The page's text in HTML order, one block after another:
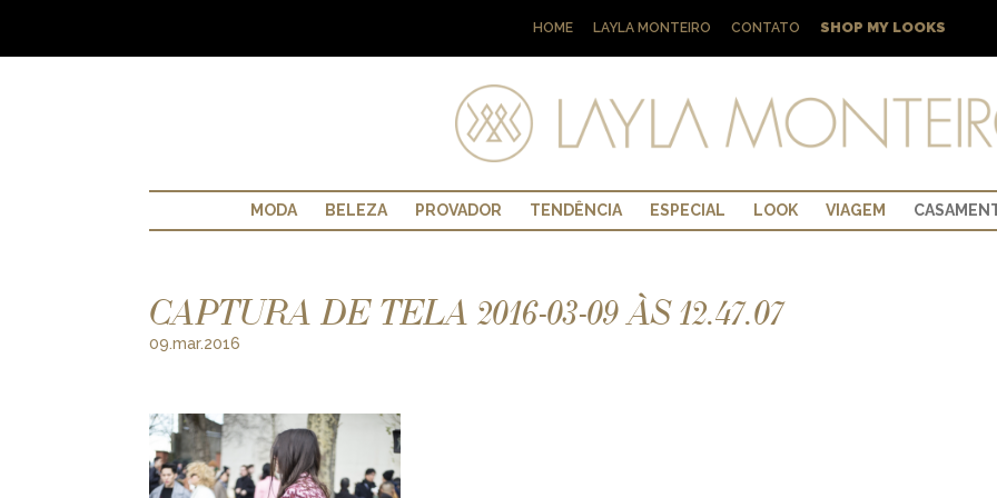
HOME LAYLA MONTEIRO CONTATO SHOP MY LOOKS
MODA BELEZA PROVADOR TENDÊNCIA ESPECIAL LOOK VIAGEM
CAPTURA DE TELA 2016-03-09 ÀS 12.47.07
09.mar.2016